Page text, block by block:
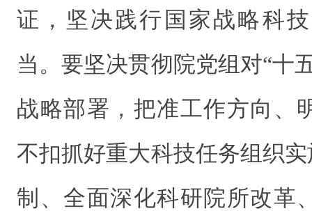
证，坚决践行国家战略科
当。要坚决贯彻院党组对“十
战略部署，把准工作方向、
不扣抓好重大科技任务组织
制、全面深化科研院所改革